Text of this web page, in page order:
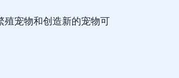
殖宠物和创造新的宠物可